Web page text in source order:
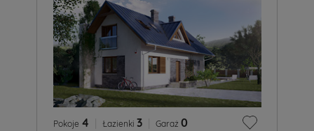
Pokoje 4 Łazienki 3 Garaż 0